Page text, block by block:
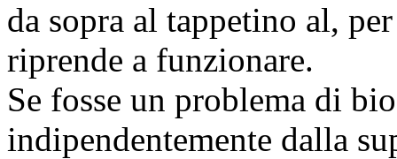
da sopra al tappetino al,
riprende a funzionare.
Se fosse un problema di
indipendentemente dalla